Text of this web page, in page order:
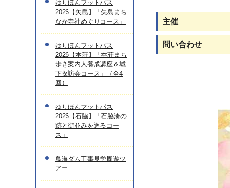
主催
問い合わせ
ゆりほんフットパス
2026【矢島】「矢島まち
なか寺社めぐりコース」
ゆりほんフットパス
2026【本荘】「本荘まち
歩き案内人養成講座＆城
下探訪会コース」（全4
回）
ゆりほんフットパス
2026【石脇】「石脇湊の
跡と街並みを巡るコー
ス」
鳥海ダム工事見学周遊ツ
アー